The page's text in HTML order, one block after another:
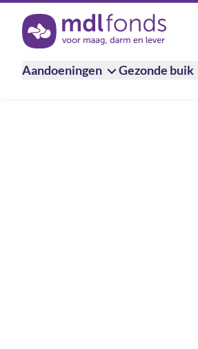
Terug naar de homepage
Aandoeningen Gezonde buik